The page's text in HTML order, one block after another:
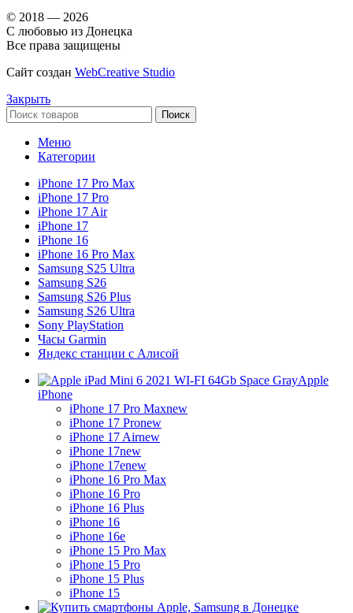
© 2018 — 2026
С любовью из Донецка
Все права защищены
Сайт создан WebCreative Studio
Закрыть
Поиск
Меню
Категории
iPhone 17 Pro Max
iPhone 17 Pro
iPhone 17 Air
iPhone 17
iPhone 16
iPhone 16 Pro Max
Samsung S25 Ultra
Samsung S26
Samsung S26 Plus
Samsung S26 Ultra
Sony PlayStation
Часы Garmin
Яндекс станции с Алисой
Apple
iPhone
iPhone 17 Pro Maxnew
iPhone 17 Pronew
iPhone 17 Airnew
iPhone 17new
iPhone 17enew
iPhone 16 Pro Max
iPhone 16 Pro
iPhone 16 Plus
iPhone 16
iPhone 16e
iPhone 15 Pro Max
iPhone 15 Pro
iPhone 15 Plus
iPhone 15